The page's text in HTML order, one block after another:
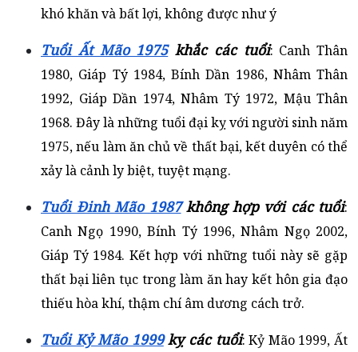
khó khăn và bất lợi, không được như ý
Tuổi Ất Mão 1975khắc các tuổi: Canh Thân
1980, Giáp Tý 1984, Bính Dần 1986, Nhâm Thân
1992, Giáp Dần 1974, Nhâm Tý 1972, Mậu Thân
1968. Đây là những tuổi đại kỵ với người sinh năm
1975, nếu làm ăn chủ về thất bại, kết duyên có thể
xảy là cảnh ly biệt, tuyệt mạng.
Tuổi Đinh Mão 1987không hợp với các tuổi:
Canh Ngọ 1990, Bính Tý 1996, Nhâm Ngọ 2002,
Giáp Tý 1984. Kết hợp với những tuổi này sẽ gặp
thất bại liên tục trong làm ăn hay kết hôn gia đạo
thiếu hòa khí, thậm chí âm dương cách trở.
Tuổi Kỷ Mão 1999kỵ các tuổi: Kỷ Mão 1999, Ất